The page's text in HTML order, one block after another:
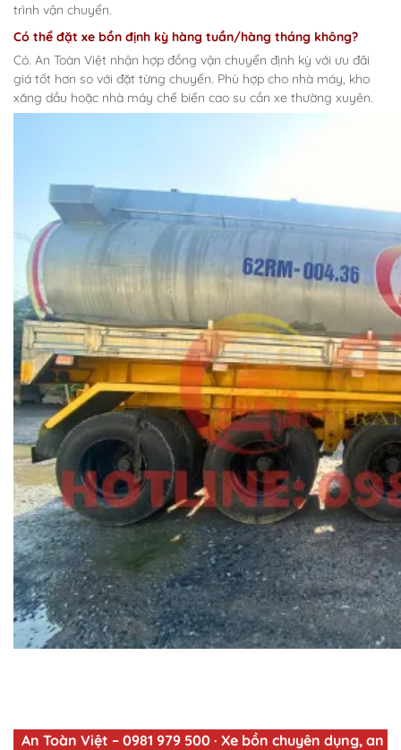
trình vận chuyển.
Có thể đặt xe bồn định kỳ hàng tuần/hàng tháng không?
Có. An Toàn Việt nhận hợp đồng vận chuyển định kỳ với ưu đãi
giá tốt hơn so với đặt từng chuyến. Phù hợp cho nhà máy, kho
xăng dầu hoặc nhà máy chế biến cao su cần xe thường xuyên.
An Toàn Việt – 0981 979 500 · Xe bồn chuyên dụng, an